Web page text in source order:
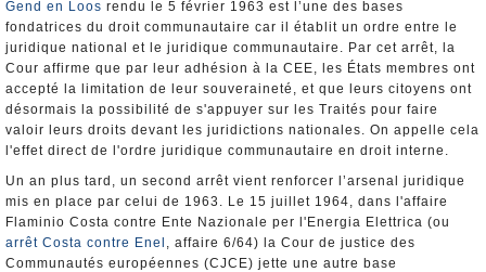
Gend en Loos rendu le 5 février 1963 est l’une des bases
fondatrices du droit communautaire car il établit un ordre entre le
juridique national et le juridique communautaire. Par cet arrêt, la
Cour affirme que par leur adhésion à la CEE, les États membres ont
accepté la limitation de leur souveraineté, et que leurs citoyens ont
désormais la possibilité de s'appuyer sur les Traités pour faire
valoir leurs droits devant les juridictions nationales. On appelle cela
l'effet direct de l'ordre juridique communautaire en droit interne.
Un an plus tard, un second arrêt vient renforcer l’arsenal juridique
mis en place par celui de 1963. Le 15 juillet 1964, dans l'affaire
Flaminio Costa contre Ente Nazionale per l'Energia Elettrica (ou
arrêt Costa contre Enel , affaire 6/64) la Cour de justice des
Communautés européennes (CJCE) jette une autre base